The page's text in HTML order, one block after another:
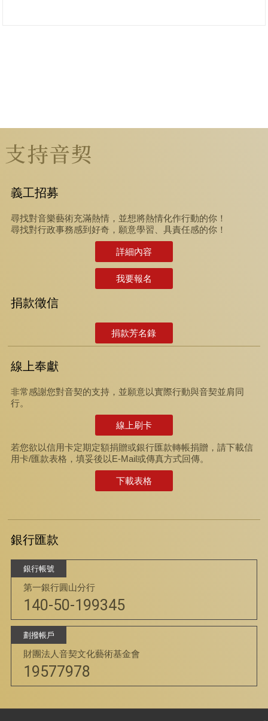
支持音契
義工招募
尋找對音樂藝術充滿熱情，並想將熱情化作行動的你！
尋找對行政事務感到好奇，願意學習、具責任感的你！
詳細內容
我要報名
捐款徵信
捐款芳名錄
線上奉獻
非常感謝您對音契的支持，並願意以實際行動與音契並肩同
行。
線上刷卡
若您欲以信用卡定期定額捐贈或銀行匯款轉帳捐贈，請下載信
用卡/匯款表格，填妥後以E-Mail或傳真方式回傳。
下載表格
銀行匯款
銀行帳號
第一銀行圓山分行
140-50-199345
劃撥帳戶
財團法人音契文化藝術基金會
19577978